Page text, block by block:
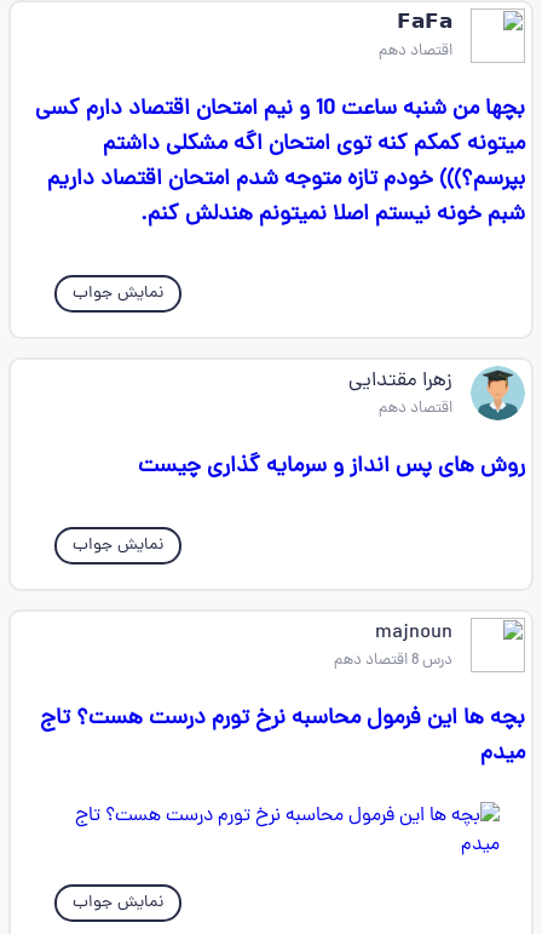
𝗙𝗮𝗙𝗮
اقتصاد دهم
بچها من شنبه ساعت 10 و نیم امتحان اقتصاد دارم کسی
میتونه کمکم کنه توی امتحان اگه مشکلی داشتم
بپرسم؟))) خودم تازه متوجه شدم امتحان اقتصاد داریم
شبم خونه نیستم اصلا نمیتونم هندلش کنم.
نمایش جواب
زهرا مقتدایی
اقتصاد دهم
روش های پس انداز و سرمایه گذاری چیست
نمایش جواب
majnoun
درس 8 اقتصاد دهم
بچه ها این فرمول محاسبه نرخ تورم درست هست؟ تاج
میدم
نمایش جواب